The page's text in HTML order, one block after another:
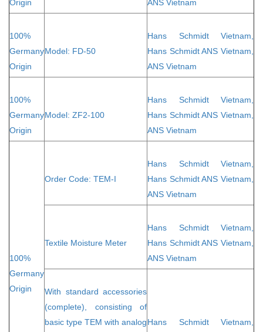
Origin
ANS Vietnam
100%
Germany
Origin
Model: FD-50
Hans Schmidt Vietnam,
Hans Schmidt ANS Vietnam,
ANS Vietnam
100%
Germany
Origin
Model: ZF2-100
Hans Schmidt Vietnam,
Hans Schmidt ANS Vietnam,
ANS Vietnam
100%
Germany
Origin
Order Code: TEM-I
Hans Schmidt Vietnam,
Hans Schmidt ANS Vietnam,
ANS Vietnam
Textile Moisture Meter
Hans Schmidt Vietnam,
Hans Schmidt ANS Vietnam,
ANS Vietnam
With standard accessories
(complete), consisting of
basic type TEM with analogHans Schmidt Vietnam